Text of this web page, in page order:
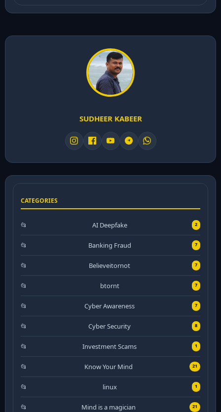
SUDHEER KABEER
CATEGORIES
AI Deepfake 2
Banking Fraud 7
Believeitornot 7
btornt 7
Cyber Awareness 7
Cyber Security 8
Investment Scams 1
Know Your Mind 21
linux 1
Mind is a magician 21